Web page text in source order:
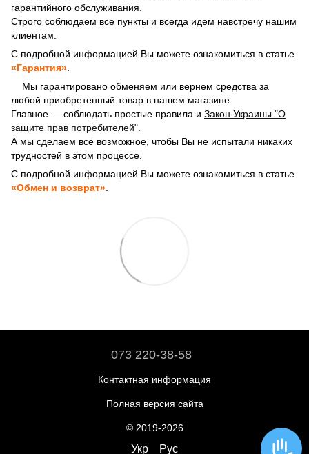
гарантийного обслуживания.
Строго соблюдаем все пункты и всегда идем навстречу нашим
клиентам.
С подробной информацией Вы можете ознакомиться в статье
«Гарантия»
Мы гарантировано обменяем или вернем средства за
любой приобретенный товар в нашем магазине.
Главное — соблюдать простые правила и Закон Украины "О
защите прав потребителей"
А мы сделаем всё возможное, чтобы Вы не испытали никаких
трудностей в этом процессе.
С подробной информацией Вы можете ознакомиться в статье
«Обмен и возврат»
073 220-38-58
Контактная информация
Полная версия сайта
© 2019-2026
Укр Рус